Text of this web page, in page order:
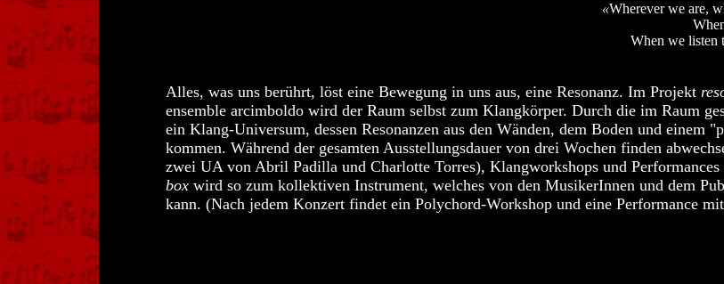
«Wherever we are,
When we listen
Alles, was uns berührt, löst eine Bewegung in uns aus, eine Resonanz. Im Projekt
ensemble arcimboldo wird der Raum selbst zum Klangkörper. Durch die im Raum
ein Klang-Universum, dessen Resonanzen aus den Wänden, dem Boden und einem
kommen. Während der gesamten Ausstellungsdauer von drei Wochen finden
zwei UA von Abril Padilla und Charlotte Torres), Klangworkshops und
box wird so zum kollektiven Instrument, welches von den MusikerInnen und dem
kann. (Nach jedem Konzert findet ein Polychord-Workshop und eine Performance